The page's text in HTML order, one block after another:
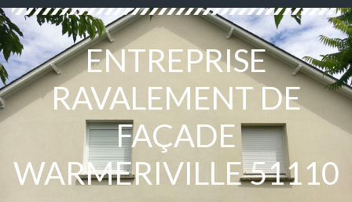
ENTREPRISE
RAVALEMENT DE
FAÇADE
WARMERIVILLE 51110